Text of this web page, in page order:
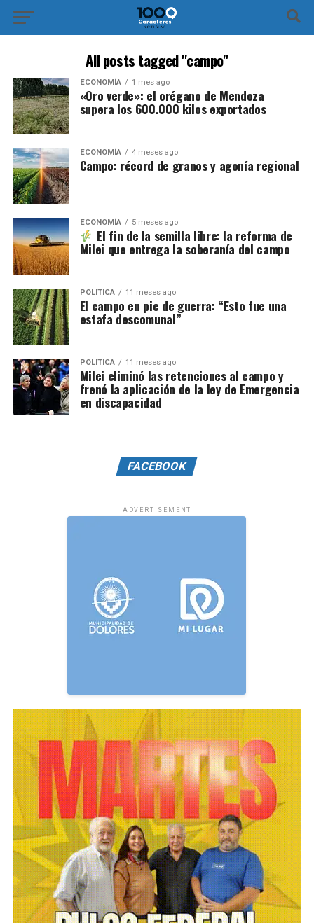
All posts tagged "campo"
ECONOMÍA 1 mes ago
«Oro verde»: el orégano de Mendoza
supera los 600.000 kilos exportados
ECONOMÍA 4 meses ago
Campo: récord de granos y agonía regional
ECONOMÍA 5 meses ago
El fin de la semilla libre: la reforma de
Milei que entrega la soberanía del campo
POLÍTICA 11 meses ago
El campo en pie de guerra: “Esto fue una
estafa descomunal”
POLÍTICA 11 meses ago
Milei eliminó las retenciones al campo y
frenó la aplicación de la ley de Emergencia
en discapacidad
FACEBOOK
ADVERTISEMENT